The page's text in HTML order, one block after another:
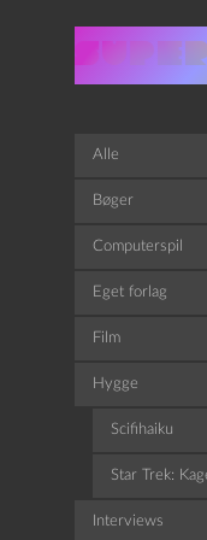
Alle
Bøger
Computerspil
Eget forlag
Film
Hygge
Scifihaiku
Star Trek:
Interviews